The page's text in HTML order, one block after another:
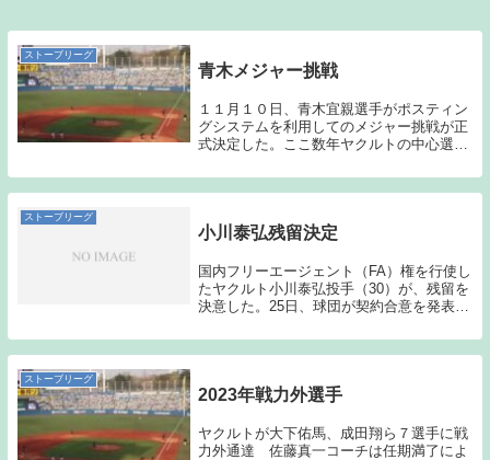
ストーブリーグ
青木メジャー挑戦
１１月１０日、青木宜親選手がポスティン
グシステムを利用してのメジャー挑戦が正
式決定した。ここ数年ヤクルトの中心選手
ってしまうのはとても寂しいことである。
また戦力の低下も免れないだろう。いつか
ストーブリーグ
小川泰弘残留決定
国内フリーエージェント（FA）権を行使し
たヤクルト小川泰弘投手（30）が、残留を
決意した。25日、球団が契約合意を発表し
9000万円から大幅増となる4年総額7・5億
円規模の長期大型契約を提示。宣言残留
ストーブリーグ
2023年戦力外選手
ヤクルトが大下佑馬、成田翔ら７選手に戦
力外通達 佐藤真一コーチは任期満了によ